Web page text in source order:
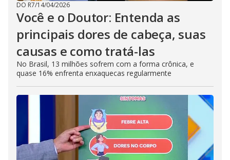
DO R7/14/04/2026
Você e o Doutor: Entenda as
principais dores de cabeça, suas
causas e como tratá-las
No Brasil, 13 milhões sofrem com a forma crônica, e
quase 16% enfrenta enxaquecas regularmente